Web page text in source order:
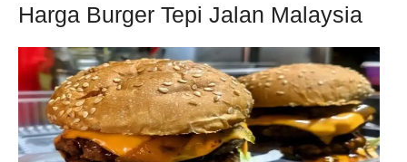
Harga Burger Tepi Jalan Malaysia